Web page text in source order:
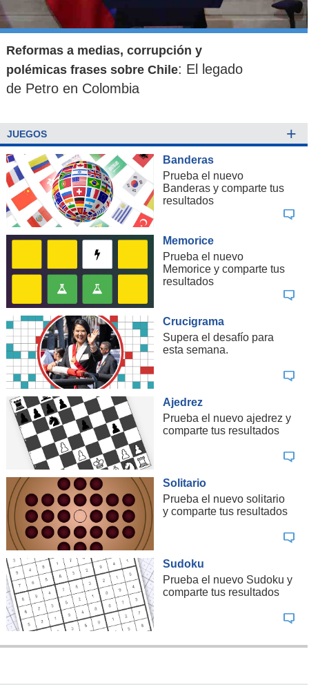
Reformas a medias, corrupción y
polémicas frases sobre Chile: El legado
de Petro en Colombia
JUEGOS +
Banderas
Prueba el nuevo
Banderas y comparte tus
resultados
Memorice
Prueba el nuevo
Memorice y comparte tus
resultados
Crucigrama
Supera el desafío para
esta semana.
Ajedrez
Prueba el nuevo ajedrez y
comparte tus resultados
Solitario
Prueba el nuevo solitario
y comparte tus resultados
Sudoku
Prueba el nuevo Sudoku y
comparte tus resultados